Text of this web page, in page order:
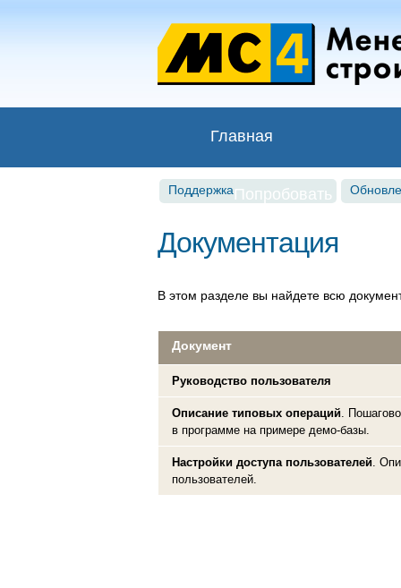
Главная
Попробовать
Поддержка
Документация
В этом разделе вы найдете всю
Документ
Руководство пользователя
Описание типовых операций .
в программе на примере демо-базы.
Настройки доступа пользователей .
пользователей.